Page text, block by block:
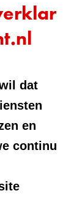
dat
en
continu